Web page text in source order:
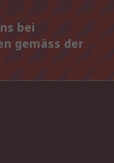
bei
gemäss der